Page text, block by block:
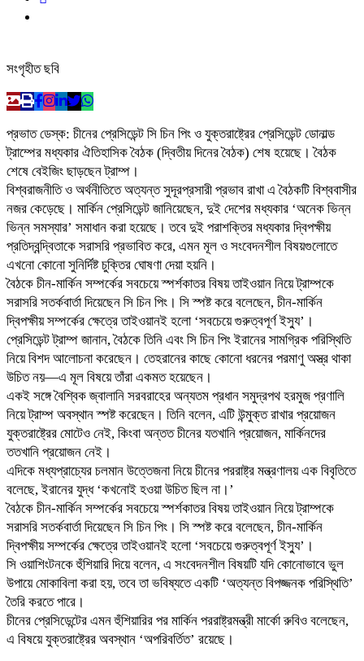
সংগৃহীত ছবি
প্রভাত ডেস্ক: চীনের প্রেসিডেন্ট সি চিন পিং ও যুক্তরাষ্ট্রের প্রেসিডেন্ট ডোনাল্ড
ট্রাম্পের মধ্যকার ঐতিহাসিক বৈঠক (দ্বিতীয় দিনের বৈঠক) শেষ হয়েছে। বৈঠক
শেষে বেইজিং ছাড়ছেন ট্রাম্প।
বিশ্বরাজনীতি ও অর্থনীতিতে অত্যন্ত সুদূরপ্রসারী প্রভাব রাখা এ বৈঠকটি বিশ্ববাসীর
নজর কেড়েছে। মার্কিন প্রেসিডেন্ট জানিয়েছেন, দুই দেশের মধ্যকার ‘অনেক ভিন্ন
ভিন্ন সমস্যার’ সমাধান করা হয়েছে। তবে দুই পরাশক্তির মধ্যকার দ্বিপক্ষীয়
প্রতিদ্বন্দ্বিতাকে সরাসরি প্রভাবিত করে, এমন মূল ও সংবেদনশীল বিষয়গুলোতে
এখনো কোনো সুনির্দিষ্ট চুক্তির ঘোষণা দেয়া হয়নি।
বৈঠকে চীন-মার্কিন সম্পর্কের সবচেয়ে স্পর্শকাতর বিষয় তাইওয়ান নিয়ে ট্রাম্পকে
সরাসরি সতর্কবার্তা দিয়েছেন সি চিন পিং। সি স্পষ্ট করে বলেছেন, চীন-মার্কিন
দ্বিপক্ষীয় সম্পর্কের ক্ষেত্রে তাইওয়ানই হলো ‘সবচেয়ে গুরুত্বপূর্ণ ইস্যু’।
প্রেসিডেন্ট ট্রাম্প জানান, বৈঠকে তিনি এবং সি চিন পিং ইরানের সামগ্রিক পরিস্থিতি
নিয়ে বিশদ আলোচনা করেছেন। তেহরানের কাছে কোনো ধরনের পরমাণু অস্ত্র থাকা
উচিত নয়—এ মূল বিষয়ে তাঁরা একমত হয়েছেন।
একই সঙ্গে বৈশ্বিক জ্বালানি সরবরাহের অন্যতম প্রধান সমুদ্রপথ হরমুজ প্রণালি
নিয়ে ট্রাম্প অবস্থান স্পষ্ট করেছেন। তিনি বলেন, এটি উন্মুক্ত রাখার প্রয়োজন
যুক্তরাষ্ট্রের মোটেও নেই, কিংবা অন্তত চীনের যতখানি প্রয়োজন, মার্কিনদের
ততখানি প্রয়োজন নেই।
এদিকে মধ্যপ্রাচ্যের চলমান উত্তেজনা নিয়ে চীনের পররাষ্ট্র মন্ত্রণালয় এক বিবৃতিতে
বলেছে, ইরানের যুদ্ধ ‘কখনোই হওয়া উচিত ছিল না।’
বৈঠকে চীন-মার্কিন সম্পর্কের সবচেয়ে স্পর্শকাতর বিষয় তাইওয়ান নিয়ে ট্রাম্পকে
সরাসরি সতর্কবার্তা দিয়েছেন সি চিন পিং। সি স্পষ্ট করে বলেছেন, চীন-মার্কিন
দ্বিপক্ষীয় সম্পর্কের ক্ষেত্রে তাইওয়ানই হলো ‘সবচেয়ে গুরুত্বপূর্ণ ইস্যু’।
সি ওয়াশিংটনকে হুঁশিয়ারি দিয়ে বলেন, এ সংবেদনশীল বিষয়টি যদি কোনোভাবে ভুল
উপায়ে মোকাবিলা করা হয়, তবে তা ভবিষ্যতে একটি ‘অত্যন্ত বিপজ্জনক পরিস্থিতি’
তৈরি করতে পারে।
চীনের প্রেসিডেন্টের এমন হুঁশিয়ারির পর মার্কিন পররাষ্ট্রমন্ত্রী মার্কো রুবিও বলেছেন,
এ বিষয়ে যুক্তরাষ্ট্রের অবস্থান ‘অপরিবর্তিত’ রয়েছে।